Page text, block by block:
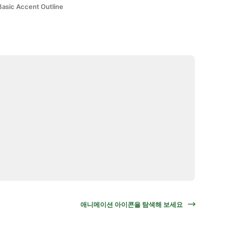
Accent Outline
애니메이션 아이콘을 탐색해 보세요